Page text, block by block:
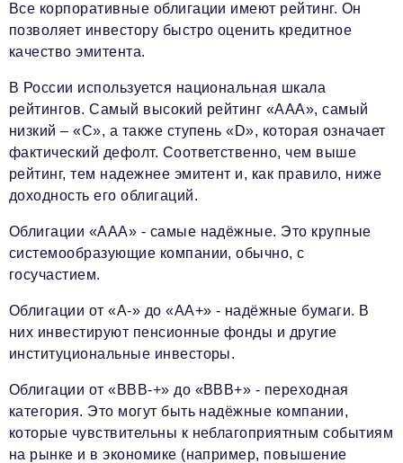
Все корпоративные облигации имеют рейтинг. Он
позволяет инвестору быстро оценить кредитное
качество эмитента.
В России используется национальная шкала
рейтингов. Самый высокий рейтинг «AAA», самый
низкий – «C», а также ступень «D», которая означает
фактический дефолт. Соответственно, чем выше
рейтинг, тем надежнее эмитент и, как правило, ниже
доходность его облигаций.
Облигации «ААА» - самые надёжные. Это крупные
системообразующие компании, обычно, с
госучастием.
Облигации от «A-» до «АА+» - надёжные бумаги. В
них инвестируют пенсионные фонды и другие
институциональные инвесторы.
Облигации от «BBB-+» до «BBB+» - переходная
категория. Это могут быть надёжные компании,
которые чувствительны к неблагоприятным событиям
на рынке и в экономике (например, повышение